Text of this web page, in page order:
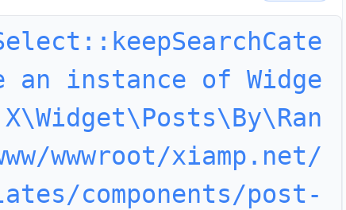
an instance of Widge
wwwroot/xiamp.net/
components/post-